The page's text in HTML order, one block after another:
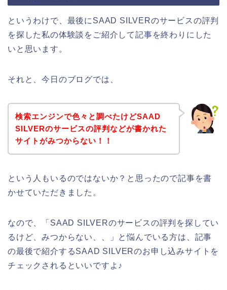
というわけで、最後にSAAD SILVERのサービスの評判
を探した私の体験談をご紹介して記事を終わりにした
いと思います。
それと、今日のブログでは、
検索エンジンで色々と調べたけどSAAD
SILVERのサービスの評判などが書かれた
サイトがみつからない！！
という人もいるのではないか？と思ったので記事を書
かせていただきました。
なので、「SAAD SILVERのサービスの評判を探してい
るけど、みつからない、、」と悩んでいる方は、記事
の最後で紹介するSAAD SILVERのお申し込みサイトを
チェックされるといいですよ♪